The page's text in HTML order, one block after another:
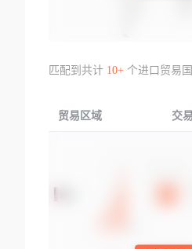
匹配到共计 10+个进口贸易
贸易区域 交